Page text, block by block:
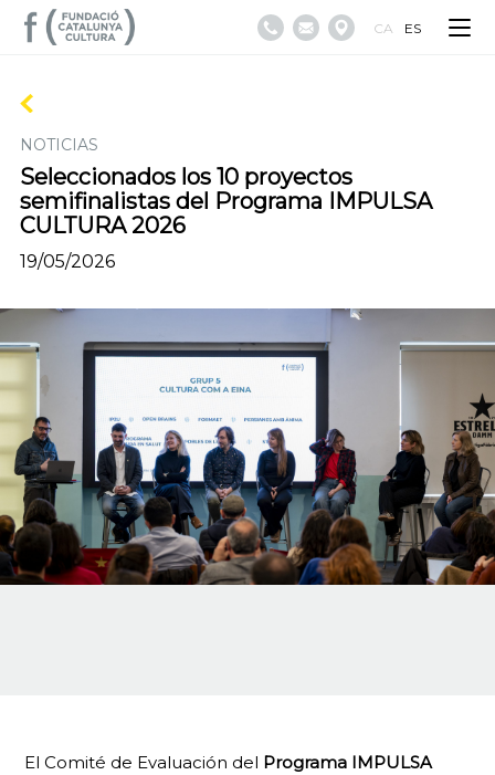
CA ES
NOTICIAS
Seleccionados los 10 proyectos
semifinalistas del Programa IMPULSA
CULTURA 2026
19/05/2026
El Comité de Evaluación del Programa IMPULSA